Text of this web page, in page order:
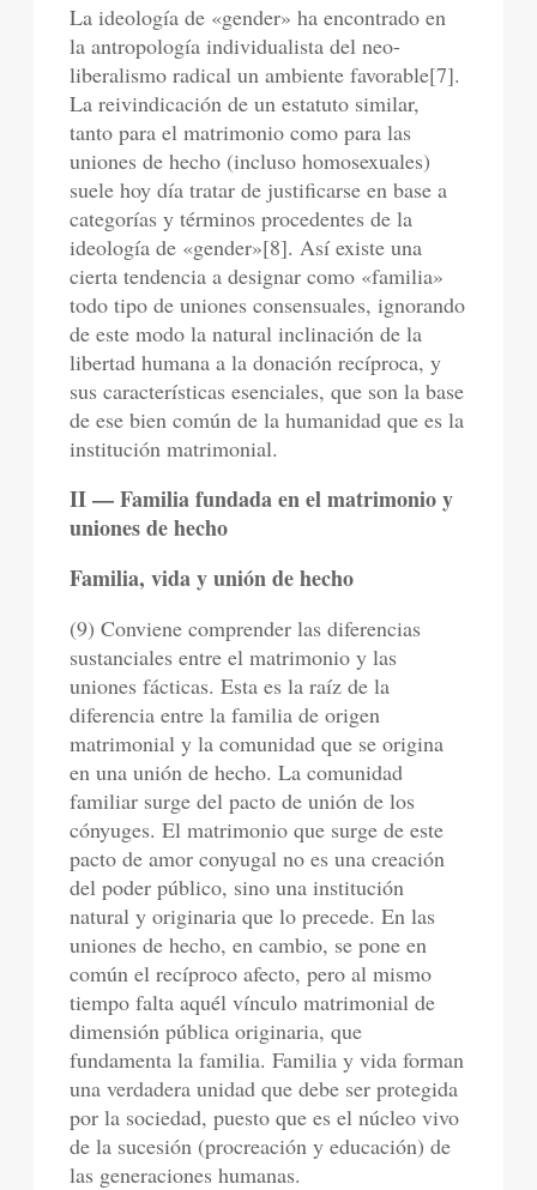
La ideología de «gender» ha encontrado en
la antropología individualista del neo-
liberalismo radical un ambiente favorable[7].
La reivindicación de un estatuto similar,
tanto para el matrimonio como para las
uniones de hecho (incluso homosexuales)
suele hoy día tratar de justificarse en base a
categorías y términos procedentes de la
ideología de «gender»[8]. Así existe una
cierta tendencia a designar como «familia»
todo tipo de uniones consensuales, ignorando
de este modo la natural inclinación de la
libertad humana a la donación recíproca, y
sus características esenciales, que son la base
de ese bien común de la humanidad que es la
institución matrimonial.
II — Familia fundada en el matrimonio y
uniones de hecho
Familia, vida y unión de hecho
(9) Conviene comprender las diferencias
sustanciales entre el matrimonio y las
uniones fácticas. Esta es la raíz de la
diferencia entre la familia de origen
matrimonial y la comunidad que se origina
en una unión de hecho. La comunidad
familiar surge del pacto de unión de los
cónyuges. El matrimonio que surge de este
pacto de amor conyugal no es una creación
del poder público, sino una institución
natural y originaria que lo precede. En las
uniones de hecho, en cambio, se pone en
común el recíproco afecto, pero al mismo
tiempo falta aquél vínculo matrimonial de
dimensión pública originaria, que
fundamenta la familia. Familia y vida forman
una verdadera unidad que debe ser protegida
por la sociedad, puesto que es el núcleo vivo
de la sucesión (procreación y educación) de
las generaciones humanas.